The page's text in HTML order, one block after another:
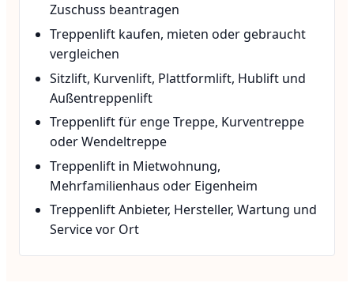
Zuschuss beantragen
Treppenlift kaufen, mieten oder gebraucht
vergleichen
Sitzlift, Kurvenlift, Plattformlift, Hublift und
Außentreppenlift
Treppenlift für enge Treppe, Kurventreppe
oder Wendeltreppe
Treppenlift in Mietwohnung,
Mehrfamilienhaus oder Eigenheim
Treppenlift Anbieter, Hersteller, Wartung und
Service vor Ort